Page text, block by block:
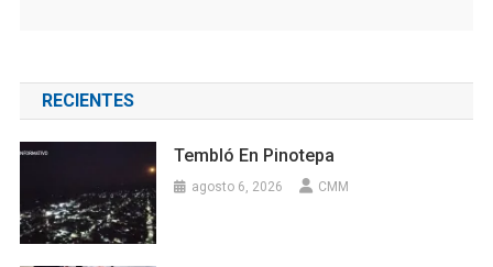
RECIENTES
Tembló En Pinotepa
agosto 6, 2026 CMM